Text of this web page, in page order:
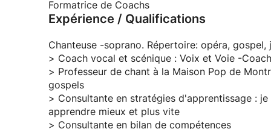
Mon accompagnement ne s’arrête pas à la
humaine et stratégique pour vous aider à :
=> Développer votre confiance en vous : En
vous aide à briller, que ce soit sur scène, en
=> Gérer efficacement le stress : Des outils
personnalisés pour apprivoiser vos émotions.
=> Optimiser votre image et votre présence :
chanteur, conférencier ou leader.
=> Fixer et atteindre vos objectifs
Formatrice de Coachs
Expérience / Qualifications
Chanteuse -soprano. Répertoire:
> Coach vocal et scénique : Voix et Voie -
> Professeur de chant à la Maison Pop de
gospels
> Consultante en stratégies d'apprentissage :
apprendre mieux et plus vite
> Consultante en bilan de compétences